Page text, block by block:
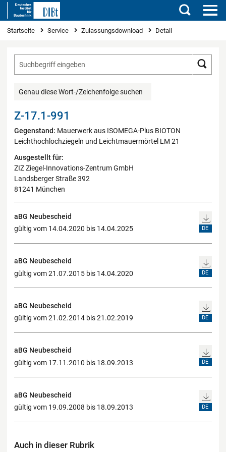
Suchen
Sie sind hier
Startseite Service Zulassungsdownload Detail
Genau diese Wort-/Zeichenfolge suchen
Z-17.1-991
Gegenstand: Mauerwerk aus ISOMEGA-Plus BIOTON
Leichthochlochziegeln und Leichtmauermörtel LM 21
Ausgestellt für:
ZIZ Ziegel-Innovations-Zentrum GmbH
Landsberger Straße 392
81241 München
aBG Neubescheid
gültig vom 14.04.2020 bis 14.04.2025
DE
aBG Neubescheid
gültig vom 21.07.2015 bis 14.04.2020
DE
aBG Neubescheid
gültig vom 21.02.2014 bis 21.02.2019
DE
aBG Neubescheid
gültig vom 17.11.2010 bis 18.09.2013
DE
aBG Neubescheid
gültig vom 19.09.2008 bis 18.09.2013
DE
Auch in dieser Rubrik